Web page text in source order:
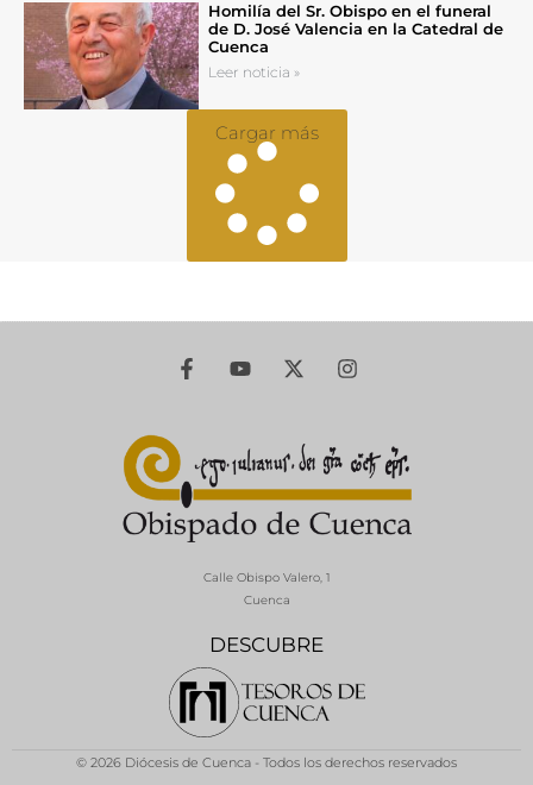
Homilía del Sr. Obispo en el funeral
de D. José Valencia en la Catedral de
Cuenca
Leer noticia »
Cargar más
DESCUBRE
Calle Obispo Valero, 1
Cuenca
© 2026 Diócesis de Cuenca - Todos los derechos reservados